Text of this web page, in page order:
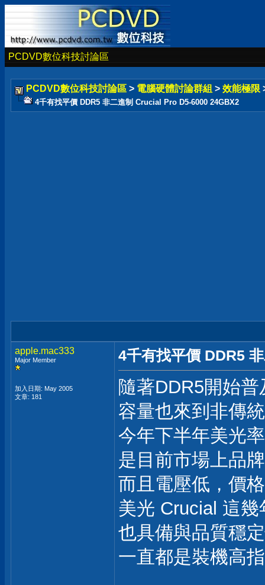
PCDVD數位科技討論區
PCDVD數位科技討論區 > 電腦硬體討論群組 > 效能極限
4千有找平價 DDR5 非二進制 Crucial Pro D5-6000 24GBX2
apple.mac333
Major Member
加入日期: May 2005
文章: 181
4千有找平價 DDR5
隨著DDR5開始
容量也來到非傳
今年下半年美光
是目前市場上品
而且電壓低，價
美光 Crucial 這
也具備與品質穩
一直都是裝機高